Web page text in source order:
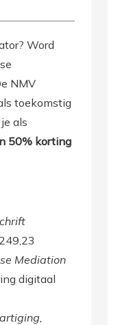
Word
NMV
toekomstig
als
50% korting
Mediation
digitaal